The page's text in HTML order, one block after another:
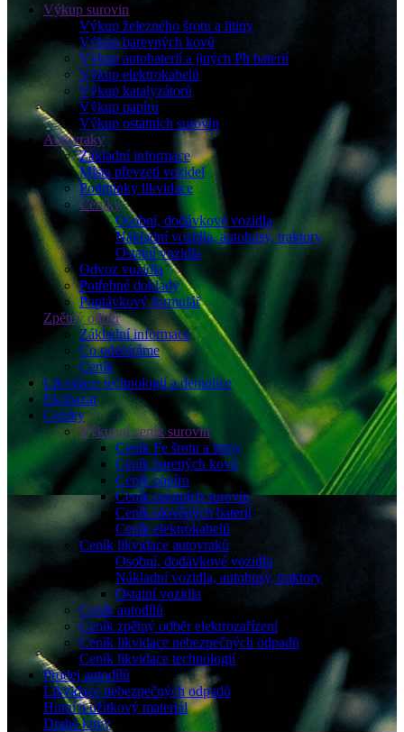
Výkup surovin
Výkup železného šrotu a litiny
Výkup barevných kovů
Výkup autobaterií a jiných Pb baterií
Výkup elektrokabelů
Výkup katalyzátorů
Výkup papíru
Výkup ostatních surovin
Autovraky
Základní informace
Místa převzetí vozidel
Podmínky likvidace
Ceníky
Osobní, dodávkové vozidla
Nákladní vozidla, autobusy, traktory
Ostatní vozidla
Odvoz vozidla
Potřebné doklady
Poptávkový formulář
Zpětný odběr
Základní informace
Co odebíráme
Ceník
Likvidace technologií a demolice
Ekobazar
Ceníky
Výkupní ceník surovin
Ceník Fe šrotu a litiny
Ceník barených kovů
Ceník papíru
Ceník ostatních surovin
Ceník olověných baterií
Ceník elektrokabelů
Ceník likvidace autovraků
Osobní, dodávkové vozidla
Nákladní vozidla, autobusy, traktory
Ostatní vozidla
Ceník autodílů
Ceník zpětný odběr elektrozařízení
Ceník likvidace nebezpečných odpadů
Ceník likvidace technologií
Prodej autodílů
Likvidace nebezpečných odpadů
Hutní a užitkový materiál
Drahé kovy